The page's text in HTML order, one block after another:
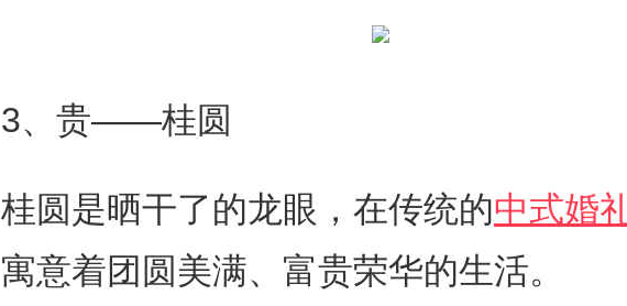
3、贵——桂圆
桂圆是晒干了的龙眼，在传统的中式婚
寓意着团圆美满、富贵荣华的生活。